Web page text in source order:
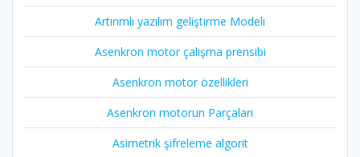
Artırımlı yazılım geliştirme Modeli
Asenkron motor çalışma prensibi
Asenkron motor özellikleri
Asenkron motorun Parçaları
Asimetrik şifreleme algorit